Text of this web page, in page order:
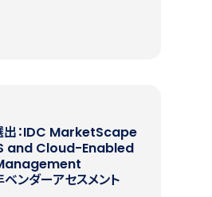
出：IDC MarketScape
and Cloud-Enabled
ダーアセスメント